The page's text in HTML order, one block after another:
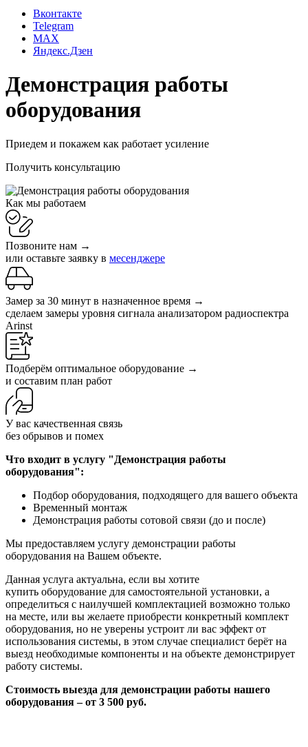
Вконтакте
Telegram
MAX
Яндекс.Дзен
Демонстрация работы
оборудования
Приедем и покажем как работает усиление
Получить консультацию
Как мы работаем
Позвоните нам →
или оставьте заявку в месенджере
Замер за 30 минут в назначенное время →
сделаем замеры уровня сигнала анализатором радиоспектра
Arinst
Подберём оптимальное оборудование →
и составим план работ
У вас качественная связь
без обрывов и помех
Что входит в услугу "Демонстрация работы
оборудования":
Подбор оборудования, подходящего для вашего объекта
Временный монтаж
Демонстрация работы сотовой связи (до и после)
Мы предоставляем услугу демонстрации работы
оборудования на Вашем объекте.
Данная услуга актуальна, если вы хотите
купить оборудование для самостоятельной установки, а
определиться с наилучшей комплектацией возможно только
на месте, или вы желаете приобрести конкретный комплект
оборудования, но не уверены устроит ли вас эффект от
использования системы, в этом случае специалист берёт на
выезд необходимые компоненты и на объекте демонстрирует
работу системы.
Стоимость выезда для демонстрации работы нашего
оборудования – от 3 500 руб.